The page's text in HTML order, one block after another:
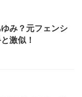
み？元フェンシ
激似！